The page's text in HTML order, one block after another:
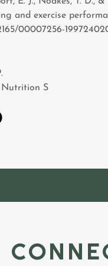
and exercise
00007256-
S